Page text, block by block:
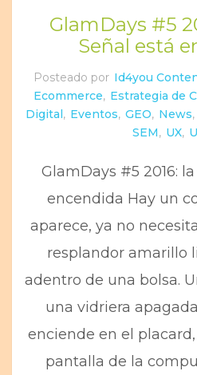
GlamDays #5
Señal está
Posteado por Id4you
Ecommerce, Estrategia de
Digital, Eventos, GEO, News,
SEM, UX,
GlamDays #5 2016:
encendida Hay un
aparece, ya no
resplandor amarillo
adentro de una bolsa.
una vidriera
enciende en el
pantalla de la